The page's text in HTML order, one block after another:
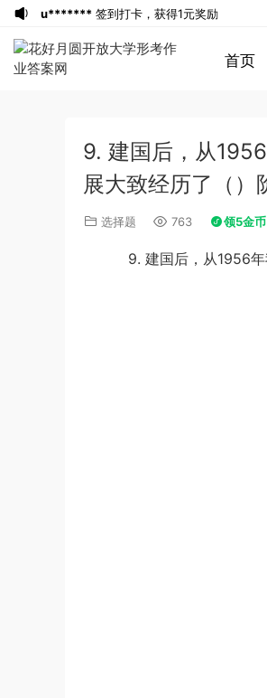
首页
9. 建国后，从
展大致经历了（）
选择题 763 领5金币
9. 建国后，从1956
u******* 签到打卡，获得1元奖励
游客下载了资源2016年重庆市公务员考
试《行测》真题（下半年卷）答案及解析
游客下载了资源
2004年广东公务员考试
u*******登录了本站
u*******登录了本站
u*******登录了本站
下载了资源2013年921公务员考试